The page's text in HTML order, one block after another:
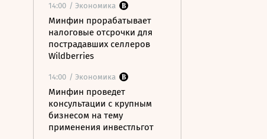
14:00 / Экономика
Минфин прорабатывает
налоговые отсрочки для
пострадавших селлеров
Wildberries
14:00 / Экономика
Минфин проведет
консультации с крупным
бизнесом на тему
применения инвестльгот